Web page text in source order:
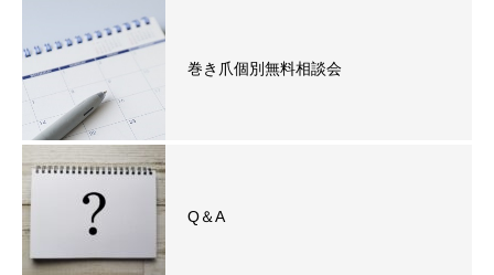
巻き爪個別無料相談会
Q＆A